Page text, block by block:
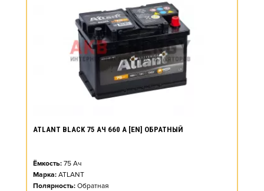
ATLANT BLACK 75 АЧ 660 А [EN] ОБРАТНЫЙ
Ёмкость: 75 Ач
Марка: ATLANT
Полярность: Обратная